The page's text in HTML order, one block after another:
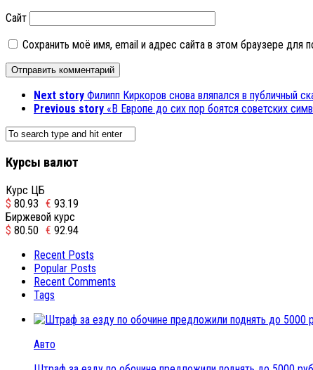
Сайт
Сохранить моё имя, email и адрес сайта в этом браузере для
Next story Филипп Киркоров снова вляпался в публичный
Previous story «В Европе до сих пор боятся советских
Курсы валют
Курс ЦБ
$ 80.93 € 93.19
Биржевой курс
$ 80.50 € 92.94
Recent Posts
Popular Posts
Recent Comments
Tags
Авто